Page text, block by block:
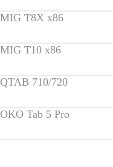
MIG T8X x86
MIG T10 х86
QTAB 710/720
OKO Tab 5 Pro